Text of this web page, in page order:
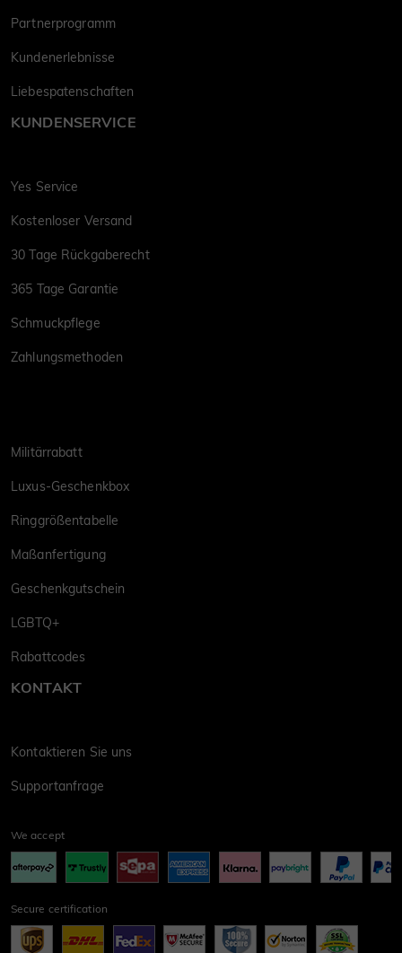
Partnerprogramm
Kundenerlebnisse
Liebespatenschaften
KUNDENSERVICE
Yes Service
Kostenloser Versand
30 Tage Rückgaberecht
365 Tage Garantie
Schmuckpflege
Zahlungsmethoden
Militärrabatt
Luxus-Geschenkbox
Ringgrößentabelle
Maßanfertigung
Geschenkgutschein
LGBTQ+
Rabattcodes
KONTAKT
Kontaktieren Sie uns
Supportanfrage
We accept
Secure certification